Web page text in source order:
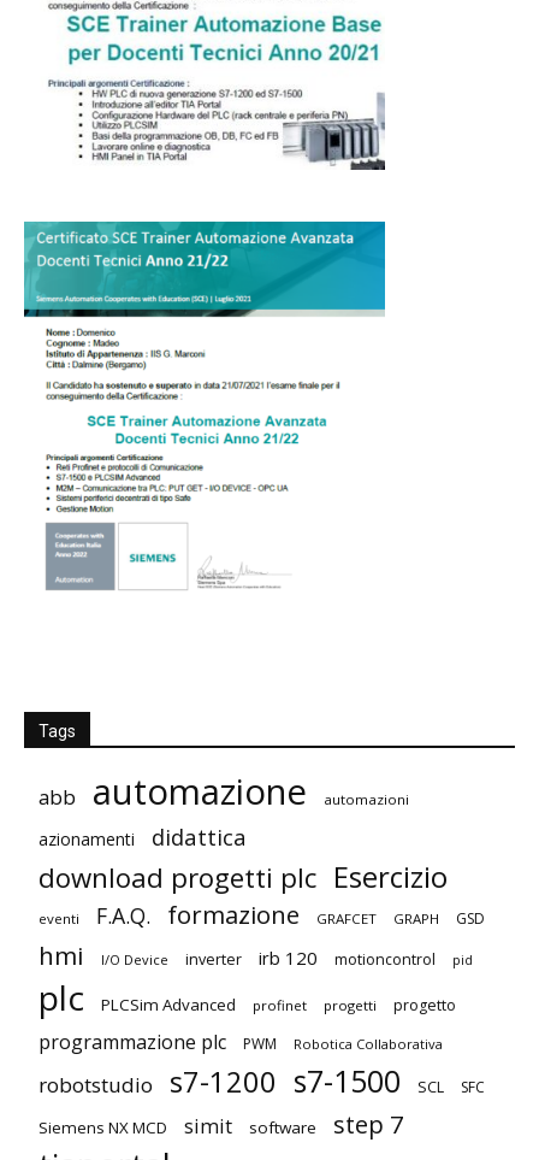
Tags
abb automazione automazioni
azionamenti didattica
download progetti plc Esercizio
eventi F.A.Q. formazione GRAFCET GRAPH GSD
hmi I/O Device inverter irb 120 motioncontrol pid
plc PLCSim Advanced profinet progetti progetto
programmazione plc PWM Robotica Collaborativa
robotstudio s7-1200 s7-1500 SCL SFC
Siemens NX MCD simit software step 7